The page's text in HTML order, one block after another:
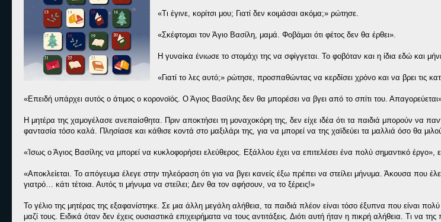
«Τι έγινε, κορίτσι μου; Γιατί δεν κοιμάσαι ακόμα;» ρώτησε.
«Σκέφτομαι τον Άγιο Βασίλη, μαμά. Φοβάμαι ότι φέτος δεν θα έρθει».
Η γυναίκα ένιωσε το στομάχι της να σφίγγεται. Το φοβόταν και η ίδια εδώ και
«Γιατί το λες αυτό;» ρώτησε, προσπαθώντας να κερδίσει χρόνο και να βρει τις
«Επειδή υπάρχει αυτός ο άτιμος ο κορονοϊός. Ο Άγιος Βασίλης δεν θα μπορέσει να βγει από το σπίτι του.
Η μητέρα της χαμογέλασε ανεπαίσθητα. Πριν αποκτήσει τη μοναχοκόρη της, δεν είχε ιδέα ότι τα παιδιά μπορούν να
φαντασία τόσο καλά. Πλησίασε και κάθισε κοντά στο μαξιλάρι της, για να μπορεί να της χαϊδεύει τα μαλλιά όσο θα
«Ίσως ο Άγιος Βασίλης να μπορεί να κυκλοφορήσει ελεύθερος. Εξάλλου έχει να επιτελέσει ένα πολύ σημαντικό έργο»,
«Αποκλείεται. Το απόγευμα έλεγε στην τηλεόραση ότι για να βγει κανείς έξω πρέπει να στείλει μήνυμα. Άκουσα που
γιατρό… κάτι τέτοια. Αυτός τι μήνυμα να στείλει; Δεν θα τον αφήσουν, να το ξέρεις!»
Το γέλιο της μητέρας της εξαφανίστηκε. Σε μια άλλη μεγάλη αλήθεια, τα παιδιά πλέον είναι τόσο έξυπνα που είναι πολύ
μαζί τους. Ειδικά όταν δεν έχεις ουσιαστικά επιχειρήματα να τους αντιτάξεις. Διότι αυτή ήταν η πικρή αλήθεια. Τι να της